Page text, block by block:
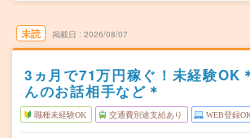
未読 掲載日 2026/08/07
3ヵ月で71万円稼ぐ！未経験OK
んのお話相手など＊
職種未経験OK 交通費別途支給あり WEB登録